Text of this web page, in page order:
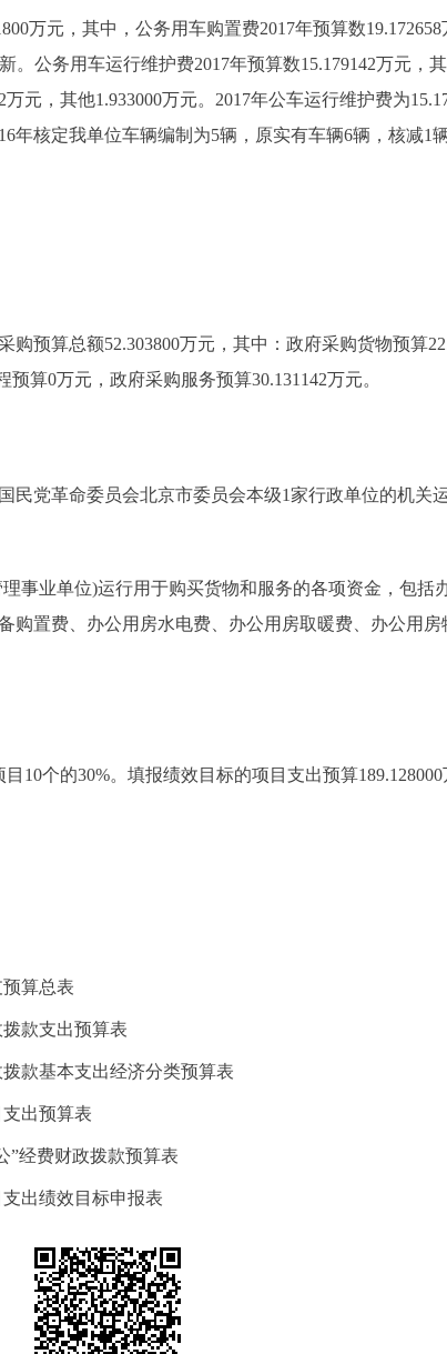
万元，其中，公务用车购置费2017年预算数19.172658
。公务用车运行维护费2017年预算数15.179142万元，
元，其他1.933000万元。2017年公车运行维护费为
年核定我单位车辆编制为5辆，原实有车辆6辆，核减1
算总额52.303800万元，其中：政府采购货物预算
算0万元，政府采购服务预算30.131142万元。
党革命委员会北京市委员会本级1家行政单位的机关
业单位)运行用于购买货物和服务的各项资金，包括
购置费、办公用房水电费、办公用房取暖费、办公用
个的30%。填报绩效目标的项目支出预算
算总表
款支出预算表
款基本支出经济分类预算表
出预算表
”经费财政拨款预算表
出绩效目标申报表